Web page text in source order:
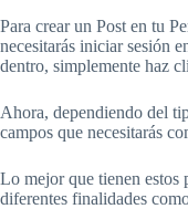
Para crear un Post en tu
necesitarás iniciar sesión
dentro, simplemente haz
Ahora, dependiendo del
campos que necesitarás
Lo mejor que tienen estos
diferentes finalidades